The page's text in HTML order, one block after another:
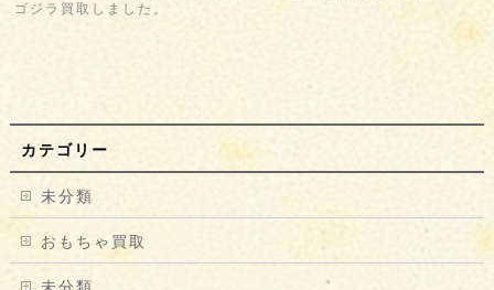
ゴジラ買取しました。
カテゴリー
未分類
おもちゃ買取